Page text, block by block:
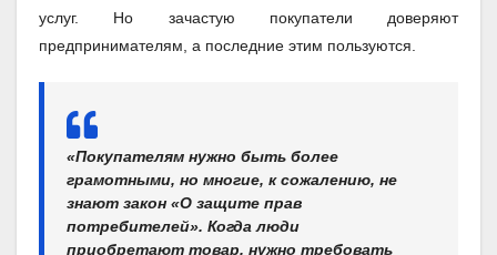
услуг. Но зачастую покупатели доверяют
предпринимателям, а последние этим пользуются.
«Покупателям нужно быть более
грамотными, но многие, к сожалению, не
знают закон «О защите прав
потребителей». Когда люди
приобретают товар, нужно требовать